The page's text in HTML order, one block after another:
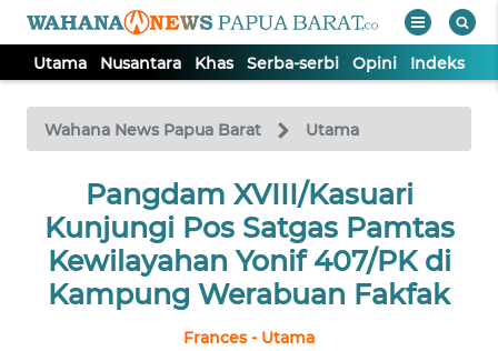
Utama Nusantara Khas Serba-serbi Opini Indeks
Wahana News Papua Barat Utama
Pangdam XVIII/Kasuari
Kunjungi Pos Satgas Pamtas
Kewilayahan Yonif 407/PK di
Kampung Werabuan Fakfak
Frances - Utama
TV
Tutup
NUSANTARA